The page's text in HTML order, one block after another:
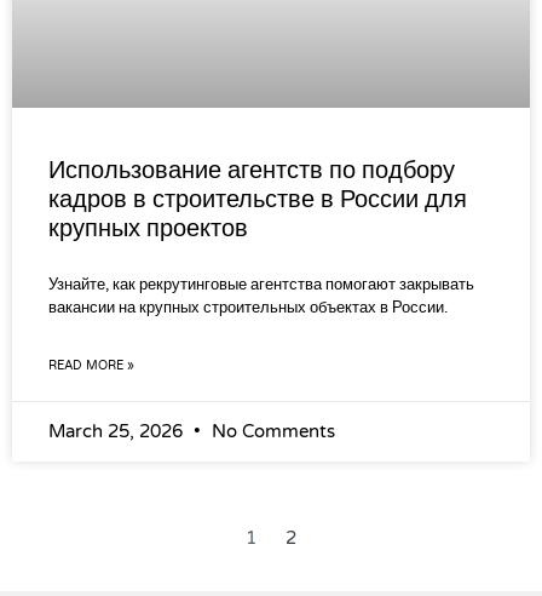
Использование агентств по подбору
кадров в строительстве в России для
крупных проектов
Узнайте, как рекрутинговые агентства помогают закрывать
вакансии на крупных строительных объектах в России.
READ MORE »
March 25, 2026 No Comments
1 2